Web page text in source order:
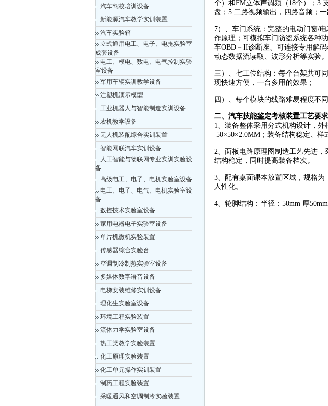
汽车驾校培训设备
新能源汽车教学实训装置
汽车实验箱
立式通用电工、电子、电拖实验室
成套设备
电工、模电、数电、电气控制实验
室设备
军用车辆实训教学设备
注塑机演示模型
工业机器人与智能制造实训设备
农机教学设备
无人机装配综合实训装置
智能网联汽车实训设备
人工智能与物联网专业实训实验设
备
高级电工、电子、电机实验室设备
电工、电子、电气、电机实验室设
备
数控技术实验室设备
家用电器电子实验室设备
单片机微机实验装置
传感器综合实验台
空调制冷制热实验室设备
多媒体数字语音设备
电梯安装维修实训设备
理化生实验室设备
环境工程实验装置
流体力学实验室设备
热工类教学实验装置
化工原理实验装置
化工单元操作实训装置
制药工程实验装置
采暖通风和空调制冷实验装置
个）和FM立体声调频（18个）；3
盘；5 二路视频输出，四路音频；
7）、车门系统：完整的电动门窗/
作原理；可模拟车门防盗系统各种
车OBD－II诊断座、可连接专用解
动态数据流读取、波形分析等实验
三）、七工位结构：每个台架共可
现快速方便，一台多用的效果；
四）、每个模块的线路难易程度不
二、汽车技能鉴定考核装置工艺要求
1、装备整体采用分式机构设计，外
50×50×2.0MM；装备结构稳定、样
2、面板电路原理图制造工艺先进
结构稳定，同时提高装备档次。
3、配有桌面课本放置区域，规格为
人性化。
4、轮脚结构：半径：50mm 厚